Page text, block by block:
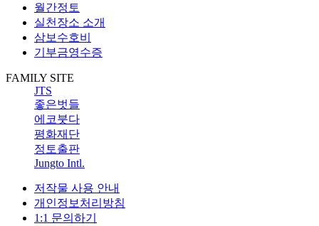
월간정토
실천장소 소개
삼보수호비
기부금영수증
FAMILY SITE
JTS
좋은벗들
에코붓다
평화재단
정토출판
Jungto Intl.
저작물 사용 안내
개인정보처리방침
1:1 문의하기